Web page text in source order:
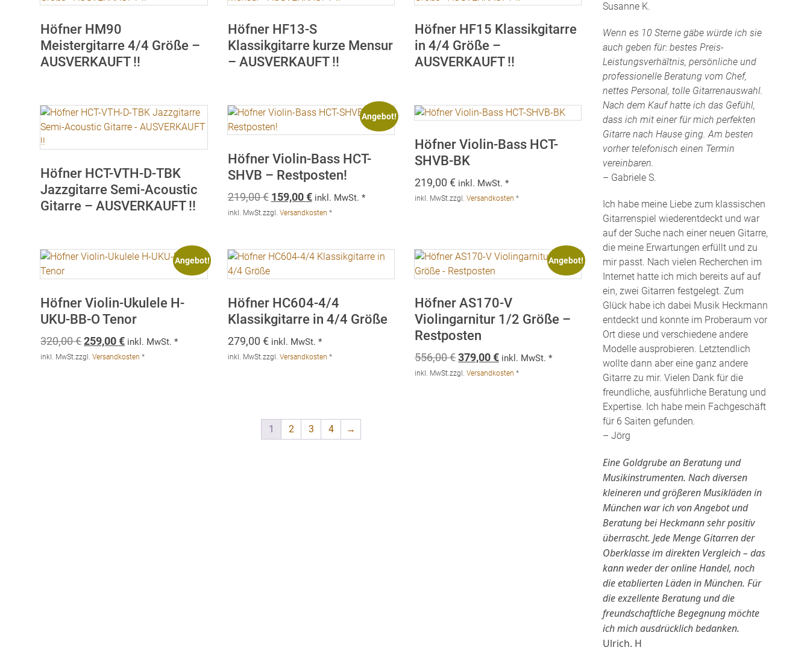
Höfner HM90
Meistergitarre 4/4 Größe –
AUSVERKAUFT !!
Höfner HF13-S
Klassikgitarre kurze Mensur
– AUSVERKAUFT !!
Höfner HF15 Klassikgitarre
in 4/4 Größe –
AUSVERKAUFT !!
Höfner HCT-VTH-D-TBK
Jazzgitarre Semi-Acoustic
Gitarre – AUSVERKAUFT !!
Angebot!
Höfner Violin-Bass HCT-
SHVB – Restposten!
219,00€ Ursprünglicher
Preis
159,00€Aktueller
Preis
inkl. MwSt. *
inkl. MwSt.zzgl. Versandkosten *
Höfner Violin-Bass HCT-
SHVB-BK
219,00€ inkl. MwSt. *
inkl. MwSt.zzgl.Versandkosten *
Angebot!
Höfner Violin-Ukulele H-
UKU-BB-O Tenor
320,00€Ursprünglicher
Preis
259,00€Aktueller
Preis
inkl. MwSt. *
inkl. MwSt.zzgl.Versandkosten *
Höfner HC604-4/4
Klassikgitarre in 4/4 Größe
279,00 € inkl. MwSt. *
inkl. MwSt.zzgl. Versandkosten *
Angebot!
Höfner AS170-V
Violingarnitur 1/2 Größe –
Restposten
556,00€Ursprünglicher
Preis
379,00€Aktueller
Preis
inkl. MwSt. *
inkl. MwSt.zzgl.Versandkosten *
1 2 3 4 →
Susanne K.
Wenn es 10 Sterne gäbe würde ich sie
auch geben für: bestes Preis-
Leistungsverhältnis, persönliche und
professionelle Beratung vom Chef,
nettes Personal, tolle Gitarrenauswahl.
Nach dem Kauf hatte ich das Gefühl,
dass ich mit einer für mich perfekten
Gitarre nach Hause ging. Am besten
vorher telefonisch einen Termin
vereinbaren.
– Gabriele S.
Ich habe meine Liebe zum klassischen
Gitarrenspiel wiederentdeckt und war
auf der Suche nach einer neuen Gitarre,
die meine Erwartungen erfüllt und zu
mir passt. Nach vielen Recherchen im
Internet hatte ich mich bereits auf auf
ein, zwei Gitarren festgelegt. Zum
Glück habe ich dabei Musik Heckmann
entdeckt und konnte im Proberaum vor
Ort diese und verschiedene andere
Modelle ausprobieren. Letztendlich
wollte dann aber eine ganz andere
Gitarre zu mir. Vielen Dank für die
freundliche, ausführliche Beratung und
Expertise. Ich habe mein Fachgeschäft
für 6 Saiten gefunden.
– Jörg
Eine Goldgrube an Beratung und
Musikinstrumenten. Nach diversen
kleineren und größeren Musikläden in
München war ich von Angebot und
Beratung bei Heckmann sehr positiv
überrascht. Jede Menge Gitarren der
Oberklasse im direkten Vergleich – das
kann weder der online Handel, noch
die etablierten Läden in München. Für
die exzellente Beratung und die
freundschaftliche Begegnung möchte
ich mich ausdrücklich bedanken.
Ulrich. H